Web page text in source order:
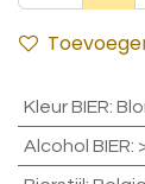
Kleur BIER:
Alcohol BIER: